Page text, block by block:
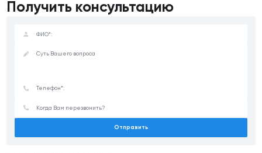
Получить консультацию
Отправить